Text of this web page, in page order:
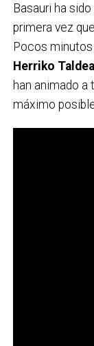
Basauri ha
primera vez
Pocos minutos
Herriko Taldea
han animado a
máximo